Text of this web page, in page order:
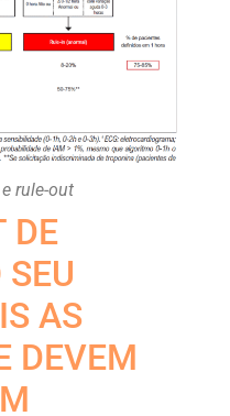
rule-out
DE
AS
DEVEM